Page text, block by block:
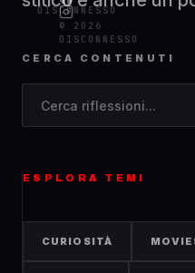
DISCONNESSO
© 2026
DISCONNESSO
CERCA CONTENUTI
ESPLORA TEMI
CURIOSITÀ